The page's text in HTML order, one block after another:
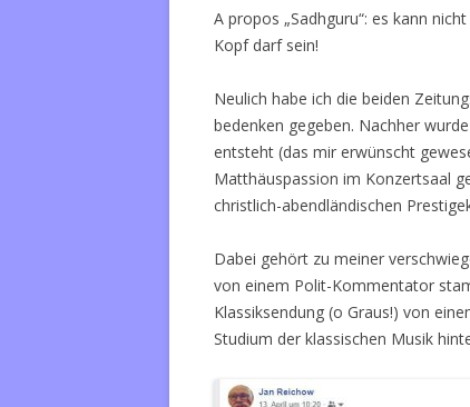
A propos „Sadhguru“: es kann
Kopf darf sein!
Neulich habe ich die beiden
bedenken gegeben. Nachher
entsteht (das mir erwünscht
Matthäuspassion im Konzertsaal
christlich-abendländischen
Dabei gehört zu meiner
von einem Polit-Kommentator
Klassiksendung (o Graus!) von
Studium der klassischen Musik